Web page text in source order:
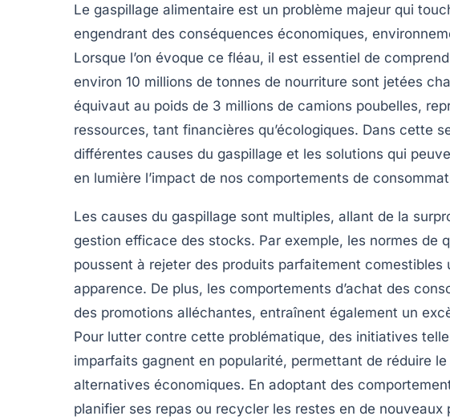
Le gaspillage alimentaire est un problème majeur qui
engendrant des conséquences économiques,
Lorsque l’on évoque ce fléau, il est essentiel de
environ 10 millions de tonnes de nourriture sont jetées
équivaut au poids de 3 millions de camions poubelles,
ressources, tant financières qu’écologiques. Dans cette
différentes causes du gaspillage et les solutions qui
en lumière l’impact de nos comportements de
Les causes du gaspillage sont multiples, allant de la
gestion efficace des stocks. Par exemple, les normes de
poussent à rejeter des produits parfaitement comestibles
apparence. De plus, les comportements d’achat des
des promotions alléchantes, entraînent également un
Pour lutter contre cette problématique, des initiatives
imparfaits gagnent en popularité, permettant de réduire
alternatives économiques. En adoptant des
planifier ses repas ou recycler les restes en de